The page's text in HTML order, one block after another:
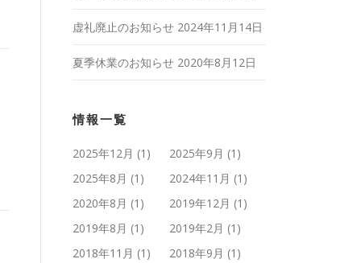
虚礼廃止のお知らせ 2024年11月14日
夏季休業のお知らせ 2020年8月12日
情報一覧
2025年12月 (1) 2025年9月 (1)
2025年8月 (1) 2024年11月 (1)
2020年8月 (1) 2019年12月 (1)
2019年8月 (1) 2019年2月 (1)
2018年11月 (1) 2018年9月 (1)